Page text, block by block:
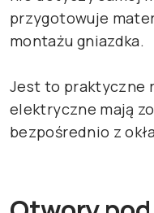
przygotowuje
montażu gniazdka.
Jest to praktyczne
elektryczne mają
bezpośrednio z